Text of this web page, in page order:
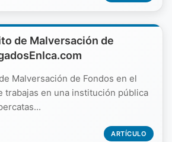
de Malversación de
Malversación de Fondos en el
trabajas en una institución pública
ARTÍCULO